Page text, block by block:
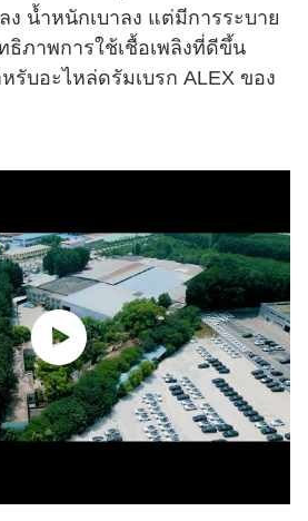
ง น้ำหนักเบาลง แต่มีการระบาย
ภาพการใช้เชื้อเพลิงที่ดีขึ้น
รับอะไหล่ดรัมเบรก ALEX ของ